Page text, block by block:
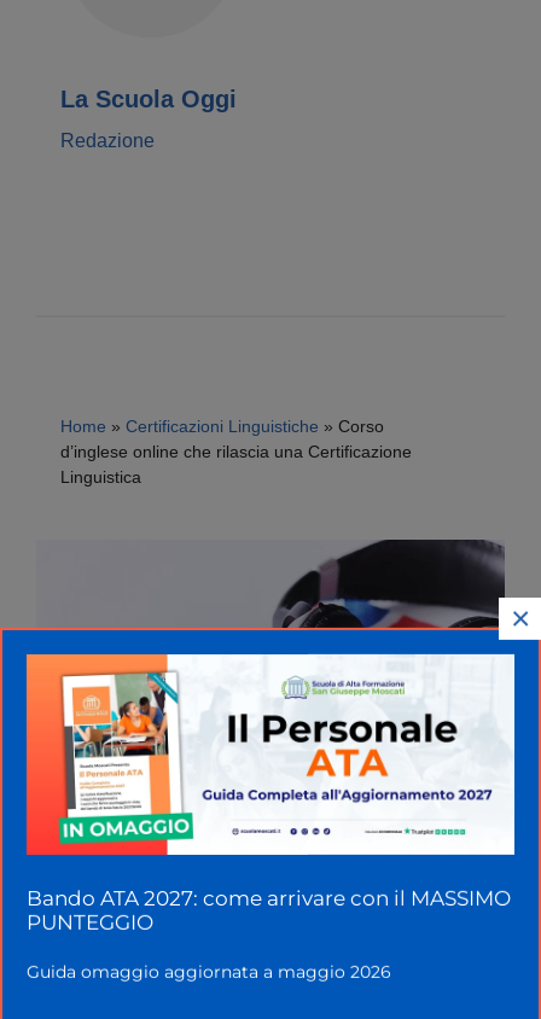
La Scuola Oggi
Redazione
Home » Certificazioni Linguistiche » Corso
d’inglese online che rilascia una Certificazione
Linguistica
Corso d’inglese online che
Linguistica
×
Bando ATA 2027: come arrivare con il MASSIMO
PUNTEGGIO
Guida omaggio aggiornata a maggio 2026